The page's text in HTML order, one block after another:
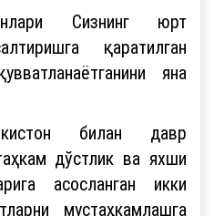
Сизнинг юрт
қаратилган
яна
билан давр
дўстлик ва яхши
асосланган икки
мустаҳкамлашга